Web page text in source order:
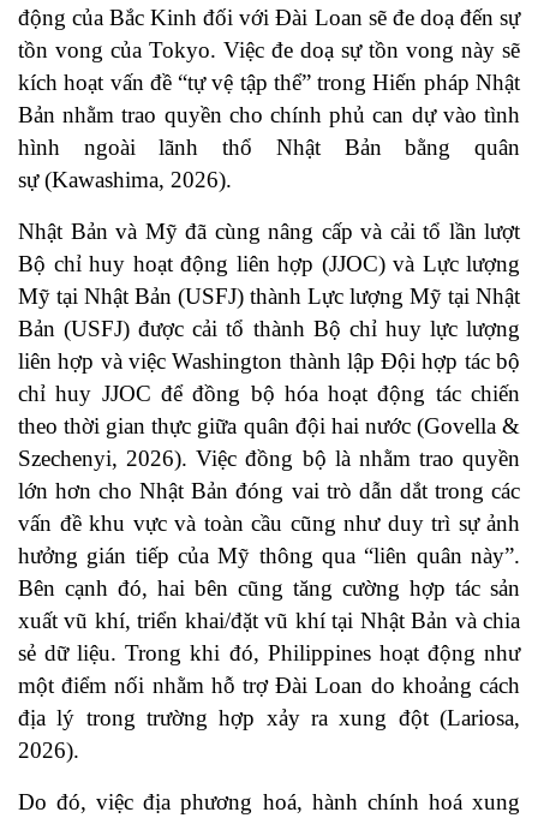
động của Bắc Kinh đối với Đài Loan sẽ đe doạ đến sự
tồn vong của Tokyo. Việc đe doạ sự tồn vong này sẽ
kích hoạt vấn đề “tự vệ tập thể” trong Hiến pháp Nhật
Bản nhằm trao quyền cho chính phủ can dự vào tình
hình ngoài lãnh thổ Nhật Bản bằng quân
sự (Kawashima, 2026).
Nhật Bản và Mỹ đã cùng nâng cấp và cải tổ lần lượt
Bộ chỉ huy hoạt động liên hợp (JJOC) và Lực lượng
Mỹ tại Nhật Bản (USFJ) thành Lực lượng Mỹ tại Nhật
Bản (USFJ) được cải tổ thành Bộ chỉ huy lực lượng
liên hợp và việc Washington thành lập Đội hợp tác bộ
chỉ huy JJOC để đồng bộ hóa hoạt động tác chiến
theo thời gian thực giữa quân đội hai nước (Govella &
Szechenyi, 2026). Việc đồng bộ là nhằm trao quyền
lớn hơn cho Nhật Bản đóng vai trò dẫn dắt trong các
vấn đề khu vực và toàn cầu cũng như duy trì sự ảnh
hưởng gián tiếp của Mỹ thông qua “liên quân này”.
Bên cạnh đó, hai bên cũng tăng cường hợp tác sản
xuất vũ khí, triển khai/đặt vũ khí tại Nhật Bản và chia
sẻ dữ liệu. Trong khi đó, Philippines hoạt động như
một điểm nối nhằm hỗ trợ Đài Loan do khoảng cách
địa lý trong trường hợp xảy ra xung đột (Lariosa,
2026).
Do đó, việc địa phương hoá, hành chính hoá xung